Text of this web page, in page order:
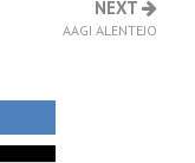
NEXT
AAGI ALENTEJO